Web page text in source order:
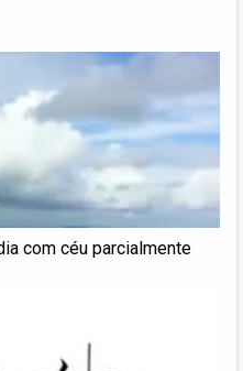
com céu parcialmente